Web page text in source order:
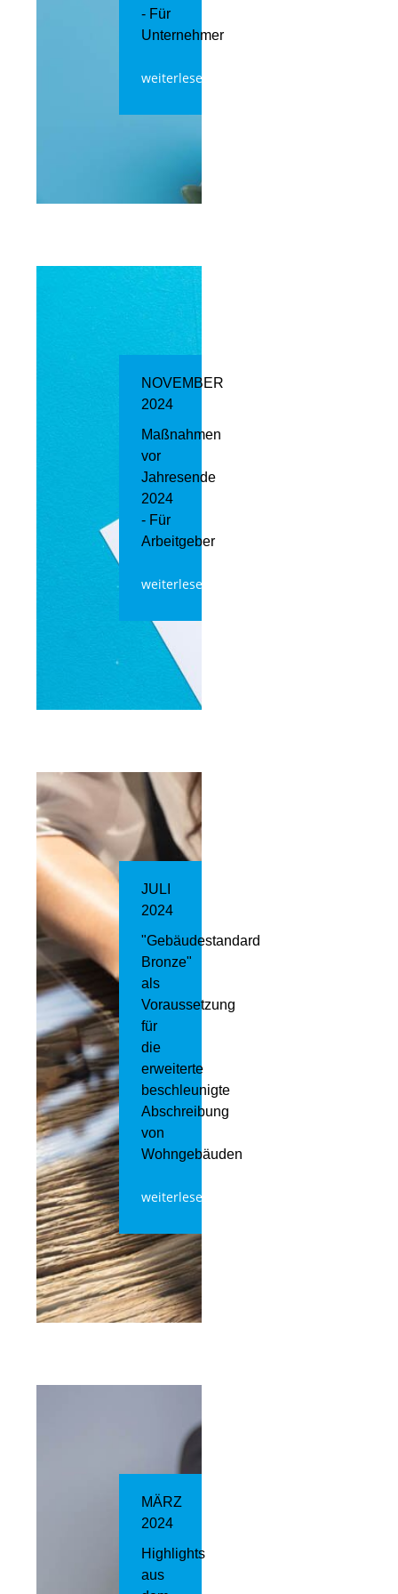
- Für
Unternehmer
weiterlesen
NOVEMBER
2024
Maßnahmen
vor
Jahresende
2024
- Für
Arbeitgeber
weiterlesen
JULI
2024
"Gebäudestandard
Bronze"
als
Voraussetzung
für
die
erweiterte
beschleunigte
Abschreibung
von
Wohngebäuden
weiterlesen
MÄRZ
2024
Highlights
aus